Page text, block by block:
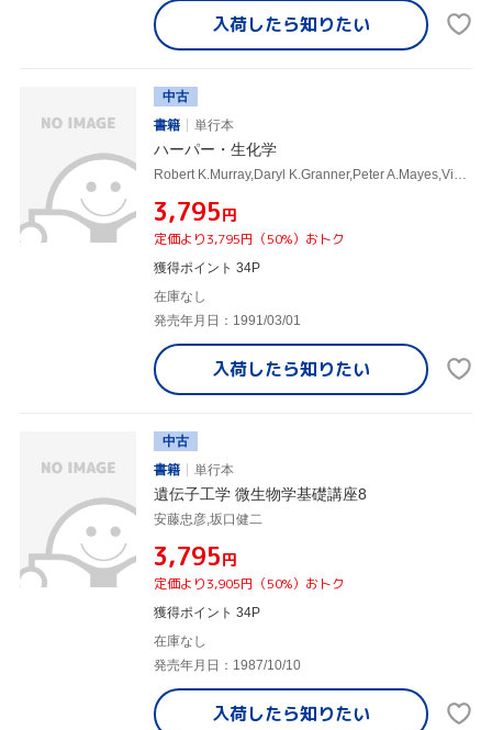
入荷したら知りたい
中古
書籍
単行本
ハーパー・生化学
¥3,795円
定価より3,795円（50%）おトク
獲得ポイント 34P
在庫なし
発売年月日：1991/03/01
入荷したら知りたい
中古
書籍
単行本
遺伝子工学 微生物学基礎講座8
安藤忠彦,坂口健二
¥3,795円
定価より3,905円（50%）おトク
獲得ポイント 34P
在庫なし
発売年月日：1987/10/10
入荷したら知りたい